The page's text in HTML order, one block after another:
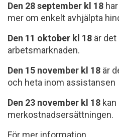
Den 28 september kl 18
mer om enkelt avhjälpta
Den 11 oktober kl 18 är
arbetsmarknaden.
Den 15 november kl 18 är
och heta inom assistansen
Den 23 november kl 18
merkostnadsersättningen.
För mer information,